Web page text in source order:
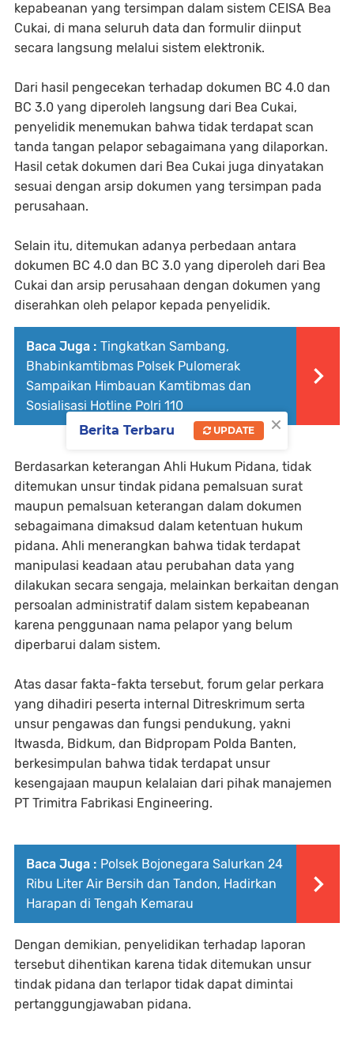
kepabeanan yang tersimpan dalam sistem CEISA Bea
Cukai, di mana seluruh data dan formulir diinput
secara langsung melalui sistem elektronik.
Dari hasil pengecekan terhadap dokumen BC 4.0 dan
BC 3.0 yang diperoleh langsung dari Bea Cukai,
penyelidik menemukan bahwa tidak terdapat scan
tanda tangan pelapor sebagaimana yang dilaporkan.
Hasil cetak dokumen dari Bea Cukai juga dinyatakan
sesuai dengan arsip dokumen yang tersimpan pada
perusahaan.
Selain itu, ditemukan adanya perbedaan antara
dokumen BC 4.0 dan BC 3.0 yang diperoleh dari Bea
Cukai dan arsip perusahaan dengan dokumen yang
diserahkan oleh pelapor kepada penyelidik.
Baca Juga : Tingkatkan Sambang,
Bhabinkamtibmas Polsek Pulomerak
Sampaikan Himbauan Kamtibmas dan
Sosialisasi Hotline Polri 110
Berdasarkan keterangan Ahli Hukum Pidana, tidak
ditemukan unsur tindak pidana pemalsuan surat
maupun pemalsuan keterangan dalam dokumen
sebagaimana dimaksud dalam ketentuan hukum
pidana. Ahli menerangkan bahwa tidak terdapat
manipulasi keadaan atau perubahan data yang
dilakukan secara sengaja, melainkan berkaitan dengan
persoalan administratif dalam sistem kepabeanan
karena penggunaan nama pelapor yang belum
diperbarui dalam sistem.
Atas dasar fakta-fakta tersebut, forum gelar perkara
yang dihadiri peserta internal Ditreskrimum serta
unsur pengawas dan fungsi pendukung, yakni
Itwasda, Bidkum, dan Bidpropam Polda Banten,
berkesimpulan bahwa tidak terdapat unsur
kesengajaan maupun kelalaian dari pihak manajemen
PT Trimitra Fabrikasi Engineering.
Baca Juga : Polsek Bojonegara Salurkan 24
Ribu Liter Air Bersih dan Tandon, Hadirkan
Harapan di Tengah Kemarau
Dengan demikian, penyelidikan terhadap laporan
tersebut dihentikan karena tidak ditemukan unsur
tindak pidana dan terlapor tidak dapat dimintai
pertanggungjawaban pidana.
×
Berita Terbaru UPDATE